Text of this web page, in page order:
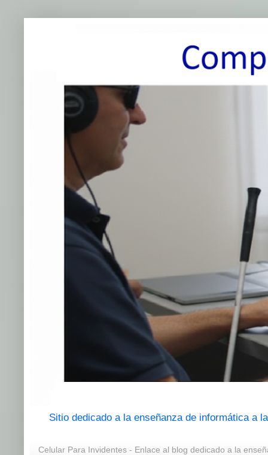
Sitio dedicado a la enseñanza de informática a
Celular Para Invidentes - Enlace al blog dedicado a la